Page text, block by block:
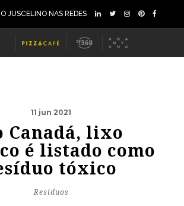
JUSCELINO NAS REDES
11 jun 2021
Canadá, lixo
é listado como
tóxico
Resíduos